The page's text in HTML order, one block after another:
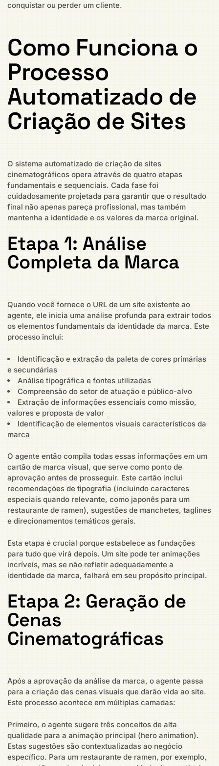
conquistar ou perder um cliente.
Como Funciona o
Processo
Automatizado de
Criação de Sites
O sistema automatizado de criação de sites
cinematográficos opera através de quatro etapas
fundamentais e sequenciais. Cada fase foi
cuidadosamente projetada para garantir que o resultado
final não apenas pareça profissional, mas também
mantenha a identidade e os valores da marca original.
Etapa 1: Análise
Completa da Marca
Quando você fornece o URL de um site existente ao
agente, ele inicia uma análise profunda para extrair todos
os elementos fundamentais da identidade da marca. Este
processo inclui:
Identificação e extração da paleta de cores primárias
e secundárias
Análise tipográfica e fontes utilizadas
Compreensão do setor de atuação e público-alvo
Extração de informações essenciais como missão,
valores e proposta de valor
Identificação de elementos visuais característicos da
marca
O agente então compila todas essas informações em um
cartão de marca visual, que serve como ponto de
aprovação antes de prosseguir. Este cartão inclui
recomendações de tipografia (incluindo caracteres
especiais quando relevante, como japonês para um
restaurante de ramen), sugestões de manchetes, taglines
e direcionamentos temáticos gerais.
Esta etapa é crucial porque estabelece as fundações
para tudo que virá depois. Um site pode ter animações
incríveis, mas se não refletir adequadamente a
identidade da marca, falhará em seu propósito principal.
Etapa 2: Geração de
Cenas
Cinematográficas
Após a aprovação da análise da marca, o agente passa
para a criação das cenas visuais que darão vida ao site.
Este processo acontece em múltiplas camadas:
Primeiro, o agente sugere três conceitos de alta
qualidade para a animação principal (hero animation).
Estas sugestões são contextualizadas ao negócio
específico. Para um restaurante de ramen, por exemplo,